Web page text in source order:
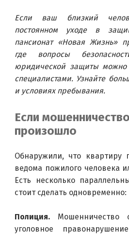
Если ваш близкий
постоянном уходе в
пансионат «Новая Жизнь»
где вопросы
юридической защиты
специалистами. Узнайте
и условиях пребывания.
Если
произошло
Обнаружили, что квартиру
ведома пожилого человека
Есть несколько
стоит сделать одновременно:
Полиция.
уголовное